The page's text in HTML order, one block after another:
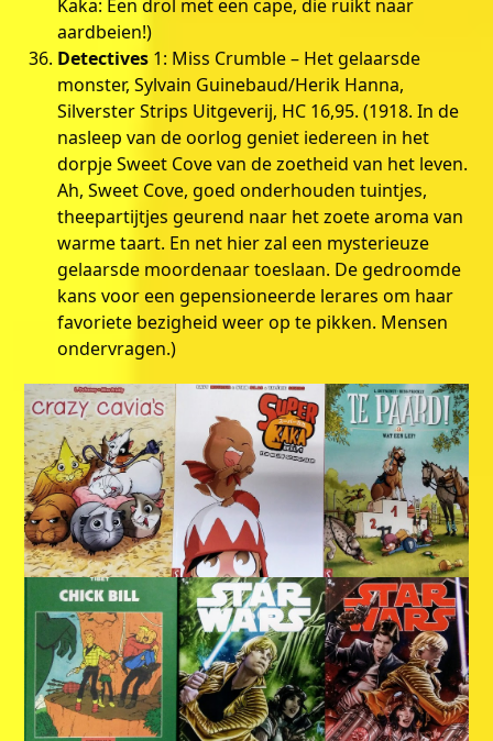
Kaka: Een drol met een cape, die ruikt naar
aardbeien!)
Detectives 1: Miss Crumble – Het gelaarsde
monster, Sylvain Guinebaud/Herik Hanna,
Silverster Strips Uitgeverij, HC 16,95. (1918. In de
nasleep van de oorlog geniet iedereen in het
dorpje Sweet Cove van de zoetheid van het leven.
Ah, Sweet Cove, goed onderhouden tuintjes,
theepartijtjes geurend naar het zoete aroma van
warme taart. En net hier zal een mysterieuze
gelaarsde moordenaar toeslaan. De gedroomde
kans voor een gepensioneerde lerares om haar
favoriete bezigheid weer op te pikken. Mensen
ondervragen.)